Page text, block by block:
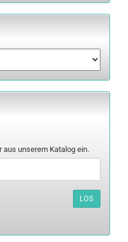
aus unserem Katalog ein.
LOS